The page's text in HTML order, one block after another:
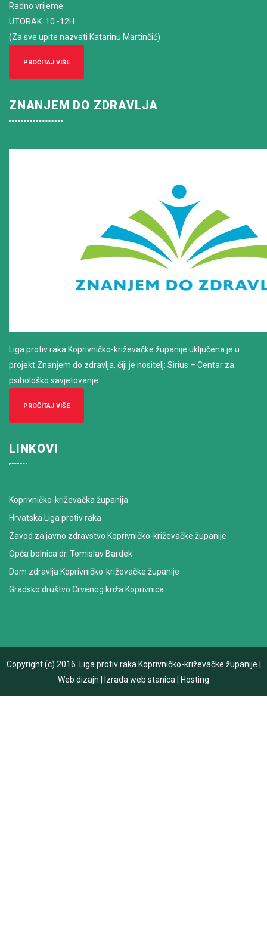
Radno vrijeme:
UTORAK: 10 -12H
(Za sve upite nazvati Katarinu Martinčić)
PROČITAJ VIŠE
ZNANJEM DO ZDRAVLJA
Liga protiv raka Koprivničko-križevačke županije uključena je u
projekt Znanjem do zdravlja, čiji je nositelj: Sirius – Centar za
psihološko savjetovanje
PROČITAJ VIŠE
LINKOVI
Koprivničko-križevačka županija
Hrvatska Liga protiv raka
Zavod za javno zdravstvo Koprivničko-križevačke županije
Opća bolnica dr. Tomislav Bardek
Dom zdravlja Koprivničko-križevačke županije
Gradsko društvo Crvenog križa Koprivnica
Copyright (c) 2016. Liga protiv raka Koprivničko-križevačke županije
Web dizajn
Izrada web stanica Hosting